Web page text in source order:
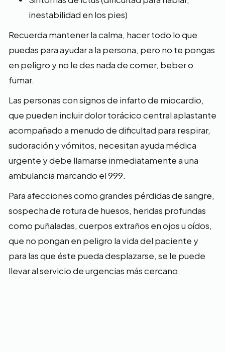
inestabilidad en los pies)
Recuerda mantener la calma, hacer todo lo que
puedas para ayudar a la persona, pero no te pongas
en peligro y no le des nada de comer, beber o
fumar.
Las personas con signos de infarto de miocardio,
que pueden incluir dolor torácico central aplastante
acompañado a menudo de dificultad para respirar,
sudoración y vómitos, necesitan ayuda médica
urgente y debe llamarse inmediatamente a una
ambulancia marcando el 999.
Para afecciones como grandes pérdidas de sangre,
sospecha de rotura de huesos, heridas profundas
como puñaladas, cuerpos extraños en ojos u oídos,
que no pongan en peligro la vida del paciente y
para las que éste pueda desplazarse, se le puede
llevar al servicio de urgencias más cercano.